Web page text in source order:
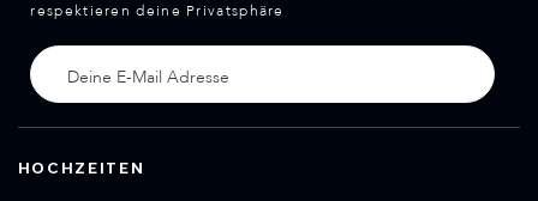
respektieren deine Privatsphäre
HOCHZEITEN